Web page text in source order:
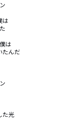
は
は
たんだ
た光